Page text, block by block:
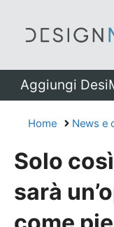
Aggiungi
Home News e
Solo
sarà